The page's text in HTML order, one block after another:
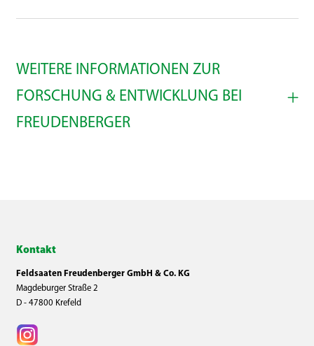
WEITERE INFORMATIONEN ZUR
FORSCHUNG & ENTWICKLUNG BEI
FREUDENBERGER
Kontakt
Feldsaaten Freudenberger GmbH & Co. KG
Magdeburger Straße 2
D - 47800 Krefeld